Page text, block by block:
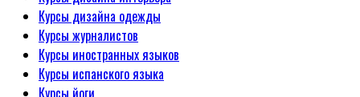
Курсы дизайна одежды
Курсы журналистов
Курсы иностранных языков
Курсы испанского языка
Курсы йоги